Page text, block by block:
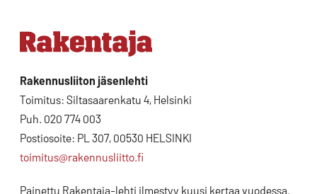
Rakennusliiton jäsenlehti
Toimitus: Siltasaarenkatu 4, Helsinki
Puh. 020 774 003
Postiosoite: PL 307, 00530 HELSINKI
toimitus@rakennusliitto.fi
Painettu Rakentaja-lehti ilmestyy kuusi kertaa vuodessa.